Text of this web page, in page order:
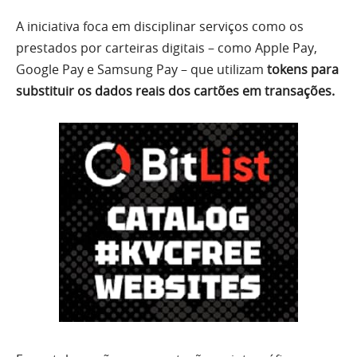
A iniciativa foca em disciplinar serviços como os
prestados por carteiras digitais – como Apple Pay,
Google Pay e Samsung Pay – que utilizam tokens para
substituir os dados reais dos cartões em transações.